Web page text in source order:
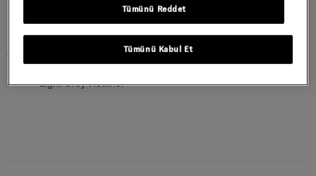
OVAL LOGO LOOSE TİŞÖRT
Style : VN000XCG1QI1
999,50 TL 1.999,00 TL
RENK : Light Grey Heather
Tümünü Reddet
Tümünü Kabul Et